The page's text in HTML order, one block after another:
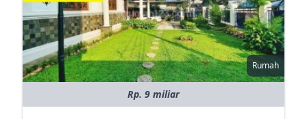
Rumah
Rp. 9 miliar